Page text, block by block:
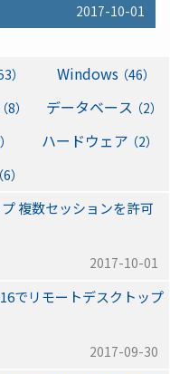
2017-10-01
） Windows （46）
（8） データベース （2）
ハードウェア （2）
（6）
複数セッションを許可
2017-10-01
でリモートデスクトップ
2017-09-30